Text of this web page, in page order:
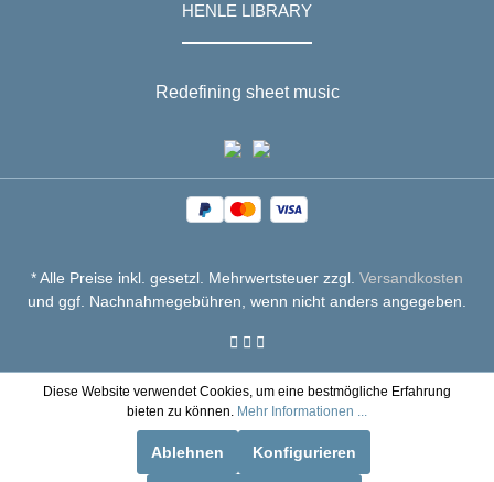
HENLE LIBRARY
Redefining sheet music
* Alle Preise inkl. gesetzl. Mehrwertsteuer zzgl. Versandkosten
und ggf. Nachnahmegebühren, wenn nicht anders angegeben.
Diese Website verwendet Cookies, um eine bestmögliche Erfahrung
bieten zu können. Mehr Informationen ...
Ablehnen Konfigurieren